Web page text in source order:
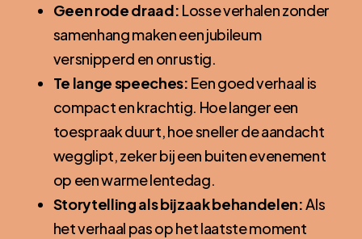
Geen rode draad: Losse verhalen zonder
samenhang maken een jubileum
versnipperd en onrustig.
Te lange speeches: Een goed verhaal is
compact en krachtig. Hoe langer een
toespraak duurt, hoe sneller de aandacht
wegglipt, zeker bij een buiten evenement
op een warme lentedag.
Storytelling als bijzaak behandelen:Als
het verhaal pas op het laatste moment